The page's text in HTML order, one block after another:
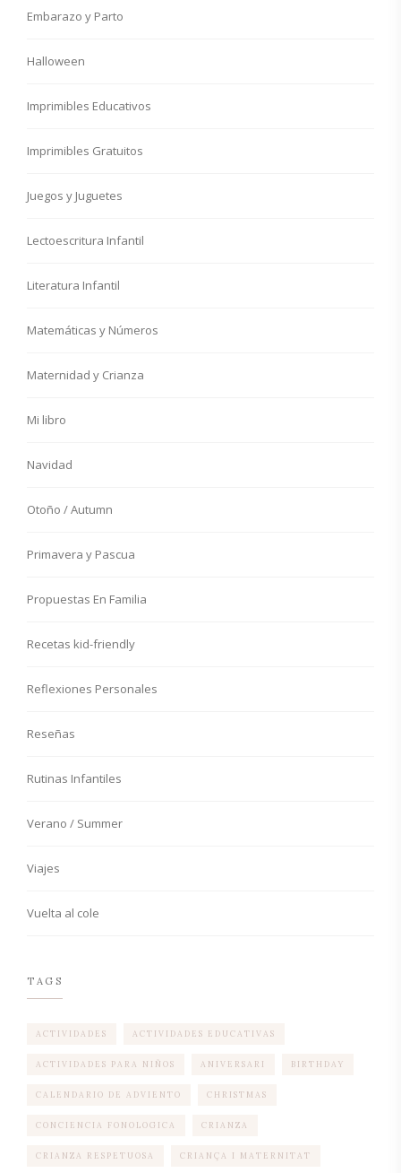
Embarazo y Parto
Halloween
Imprimibles Educativos
Imprimibles Gratuitos
Juegos y Juguetes
Lectoescritura Infantil
Literatura Infantil
Matemáticas y Números
Maternidad y Crianza
Mi libro
Navidad
Otoño / Autumn
Primavera y Pascua
Propuestas En Familia
Recetas kid-friendly
Reflexiones Personales
Reseñas
Rutinas Infantiles
Verano / Summer
Viajes
Vuelta al cole
TAGS
ACTIVIDADES ACTIVIDADES EDUCATIVAS
ACTIVIDADES PARA NIÑOS ANIVERSARI BIRTHDAY
CALENDARIO DE ADVIENTO CHRISTMAS
CONCIENCIA FONOLOGICA CRIANZA
CRIANZA RESPETUOSA CRIANÇA I MATERNITAT